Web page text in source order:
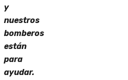
y
nuestros
bomberos
están
para
ayudar.